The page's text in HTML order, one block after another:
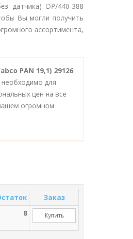
датчика) DP/440-388
Вы могли получить
ассортимента,
PAN 19,1) 29126
для
цен на все
огромном
Заказ
8 Купить